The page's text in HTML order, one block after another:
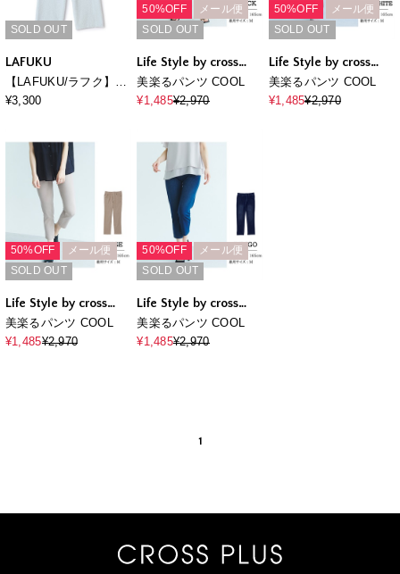
SOLD OUT
LAFUKU
【LAFUKU/ラフク】マ
シュマロタッチルーム
¥3,300
50%OFF
メール便
SOLD OUT
Life Style by cross
marche
美楽るパンツ COOL
¥1,485¥2,970
50%OFF
メール便
SOLD OUT
Life Style by cross
marche
美楽るパンツ COOL
¥1,485¥2,970
50%OFF
メール便
SOLD OUT
Life Style by cross
marche
美楽るパンツ COOL
¥1,485¥2,970
50%OFF
メール便
SOLD OUT
Life Style by cross
marche
美楽るパンツ COOL
¥1,485¥2,970
1